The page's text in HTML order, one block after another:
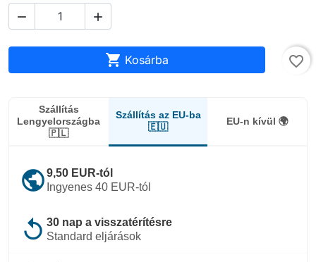
 
 Kosárba favorite_border
Szállítás
Lengyelországba
🇵🇱
Szállítás az EU-ba
🇪🇺
EU-n kívül 🌍
public9,50 EUR-tól
Ingyenes 40 EUR-tól
replay 30 nap a visszatérítésre
Standard eljárások